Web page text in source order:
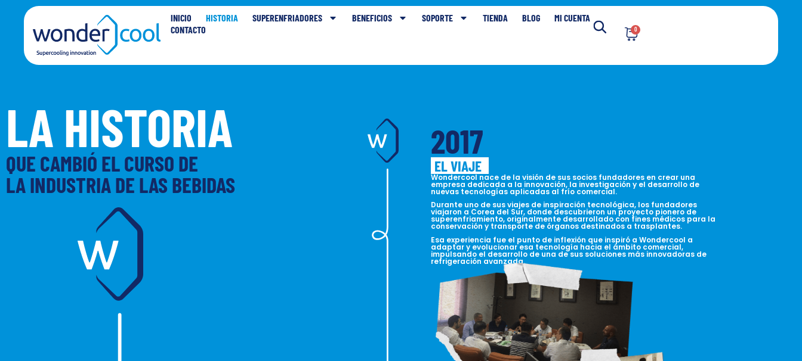
INICIO HISTORIA SUPERENFRIADORES BENEFICIOS SOPORTE TIENDA BLOG
MI CUENTA
CONTACTO
0
LA HISTORIA
QUE CAMBIÓ EL CURSO DE
LA INDUSTRIA DE LAS BEBIDAS
2017
EL VIAJE
Wondercool nace de la visión de sus socios fundadores en crear una
empresa dedicada a la innovación, la investigación y el desarrollo de
nuevas tecnologías aplicadas al frío comercial.
Durante uno de sus viajes de inspiración tecnológica, los fundadores
viajaron a Corea del Sur, donde descubrieron un proyecto pionero de
superenfriamiento, originalmente desarrollado con fines médicos para la
conservación y transporte de órganos destinados a trasplantes.
Esa experiencia fue el punto de inflexión que inspiró a Wondercool a
adaptar y evolucionar esa tecnología hacia el ámbito comercial,
impulsando el desarrollo de una de sus soluciones más innovadoras de
refrigeración avanzada.